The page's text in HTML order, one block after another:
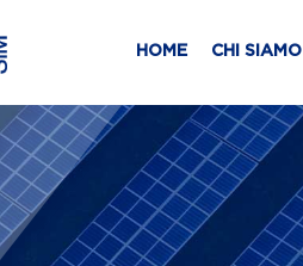
HOME CHI SIAMO